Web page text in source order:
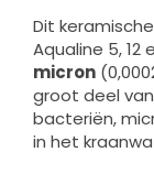
Dit
Aqualine 5, 12
micron
groot deel
bacteriën,
in het